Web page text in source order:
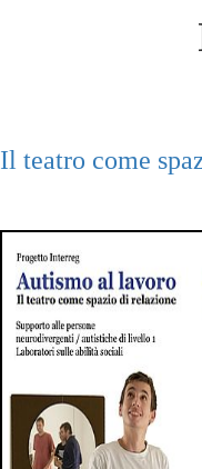
Il teatro come